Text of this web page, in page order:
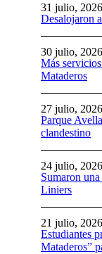
Desalojaron
31 julio, 2026
Más
Mataderos
30 julio, 2026
Parque
clandestino
27 julio, 2026
Sumaron
Liniers
24 julio, 2026
Estudiantes
Mataderos”
21 julio, 2026